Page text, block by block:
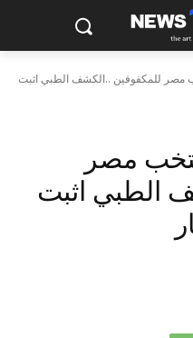
مصر للمكفوفين ..الكشف الطبي اثبت
مصر
الطبي اثبت